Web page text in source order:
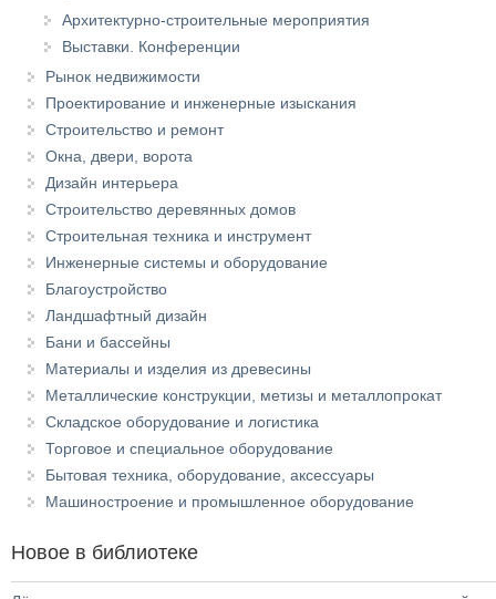
Архитектурно-строительные мероприятия
Выставки. Конференции
Рынок недвижимости
Проектирование и инженерные изыскания
Строительство и ремонт
Окна, двери, ворота
Дизайн интерьера
Строительство деревянных домов
Строительная техника и инструмент
Инженерные системы и оборудование
Благоустройство
Ландшафтный дизайн
Бани и бассейны
Материалы и изделия из древесины
Металлические конструкции, метизы и металлопрокат
Складское оборудование и логистика
Торговое и специальное оборудование
Бытовая техника, оборудование, аксессуары
Машиностроение и промышленное оборудование
Новое в библиотеке